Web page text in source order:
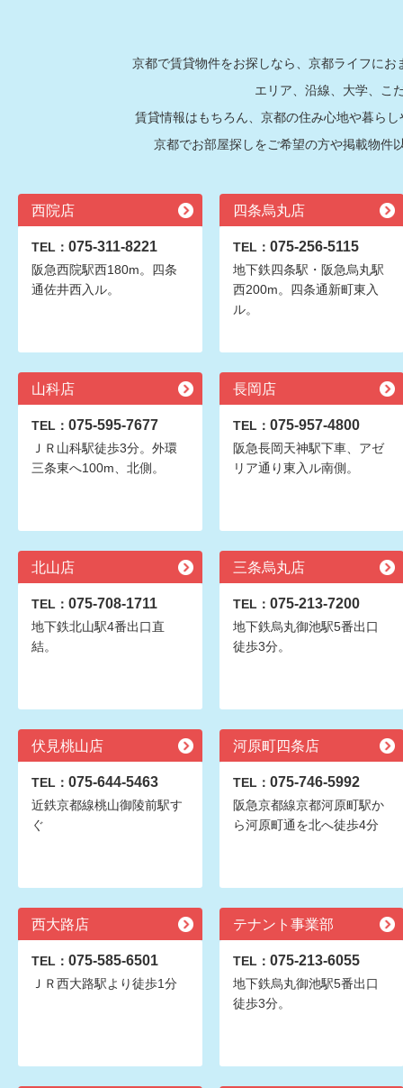
京都で賃貸物件をお探しなら、京都ライフに
エリア、沿線、大学、こ
賃貸情報はもちろん、京都の住み心地や暮ら
京都でお部屋探しをご希望の方や掲載物件
西院店
TEL： 075-311-8221
阪急西院駅西180m。四条
通佐井西入ル。
四条烏丸店
TEL： 075-256-5115
地下鉄四条駅・阪急烏丸駅
西200m。四条通新町東入
ル。
山科店
TEL： 075-595-7677
ＪＲ山科駅徒歩3分。外環
三条東へ100m、北側。
長岡店
TEL： 075-957-4800
阪急長岡天神駅下車、アゼ
リア通り東入ル南側。
北山店
TEL： 075-708-1711
地下鉄北山駅4番出口直
結。
三条烏丸店
TEL： 075-213-7200
地下鉄烏丸御池駅5番出口
徒歩3分。
伏見桃山店
TEL： 075-644-5463
近鉄京都線桃山御陵前駅す
ぐ
河原町四条店
TEL： 075-746-5992
阪急京都線京都河原町駅か
ら河原町通を北へ徒歩4分
西大路店
TEL： 075-585-6501
ＪＲ西大路駅より徒歩1分
テナント事業部
TEL： 075-213-6055
地下鉄烏丸御池駅5番出口
徒歩3分。